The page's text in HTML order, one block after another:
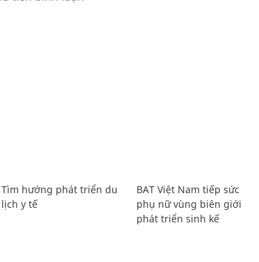
Tìm hướng phát triển du
lịch y tế
BAT Việt Nam tiếp sức
phụ nữ vùng biên giới
phát triển sinh kế